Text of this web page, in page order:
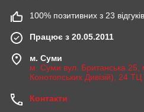
100% позитивних з 23
Працює з 20.05.2011
м. Суми
м. Суми вул. Британська
Конотопських Дивізій), 24
Контакти